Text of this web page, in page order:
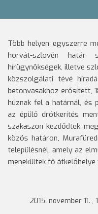
Több helyen egyszerre
horvát-szlovén határ
hírügynökségek, illetve
közszolgálati tévé
betonvasakhoz erősített,
húznak fel a határnál, és
az épülő drótkerítés
szakaszon kezdődtek
közös határon,
településnél, amely az
menekültek fő átkelőhelye
2015. november 11. ,